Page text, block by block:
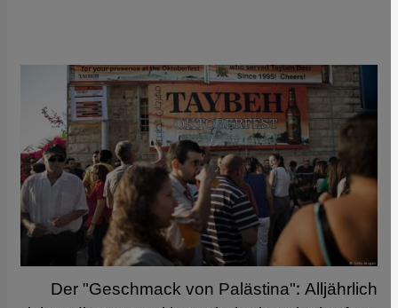
Der "Geschmack von Palästina": Alljährlich